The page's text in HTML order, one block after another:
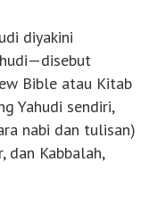
diyakini
Bible atau Kitab
Yahudi sendiri,
nabi dan tulisan)
dan Kabbalah,